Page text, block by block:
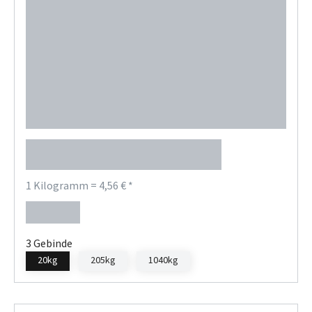
1 Kilogramm = 4,56 € *
3 Gebinde
20kg 205kg 1040kg